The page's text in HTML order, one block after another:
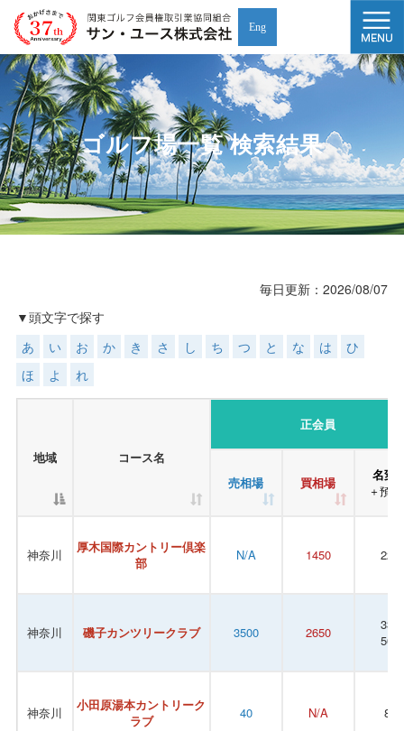
Eng
ゴルフ場一覧 検索結果
毎日更新：2026/08/07
▼頭文字で探す
あ
い お か き さ し ち つ と な は
ひ
ほ
よ れ
地域 コース名
正会員
売相場 買相場 名変
＋預
神奈川
厚木国際カントリー倶楽
部
N/A 1450 220
神奈川 磯子カンツリークラブ 3500 2650
330
500
神奈川
小田原湯本カントリーク
ラブ
40 N/A 88